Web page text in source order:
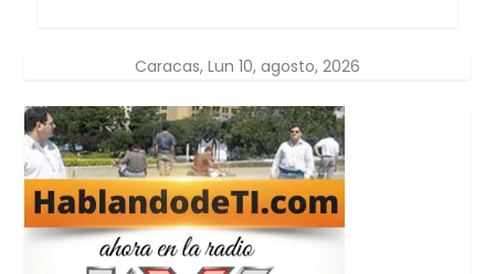
Caracas, Lun 10, agosto, 2026